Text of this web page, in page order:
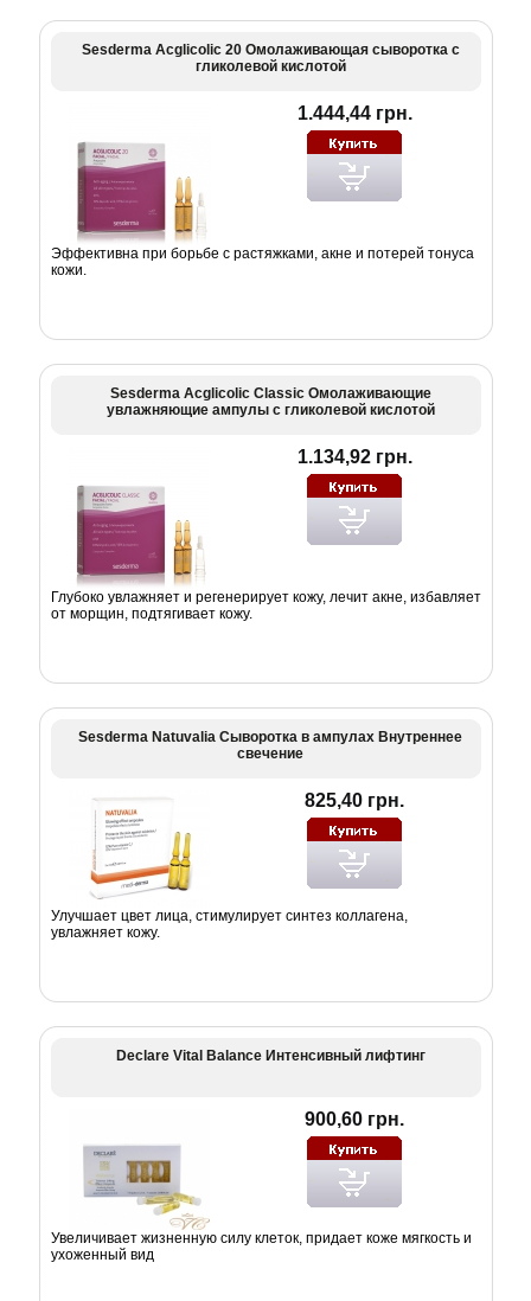
Sesderma Acglicolic 20 Омолаживающая сыворотка с
гликолевой кислотой
1.444,44 грн.
Эффективна при борьбе с растяжками, акне и потерей тонуса
кожи.
Sesderma Acglicolic Classic Омолаживающие
увлажняющие ампулы с гликолевой кислотой
1.134,92 грн.
Глубоко увлажняет и регенерирует кожу, лечит акне, избавляет
от морщин, подтягивает кожу.
Sesderma Natuvalia Сыворотка в ампулах Внутреннее
свечение
825,40 грн.
Улучшает цвет лица, стимулирует синтез коллагена,
увлажняет кожу.
Declare Vital Balance Интенсивный лифтинг
900,60 грн.
Увеличивает жизненную силу клеток, придает коже мягкость и
ухоженный вид